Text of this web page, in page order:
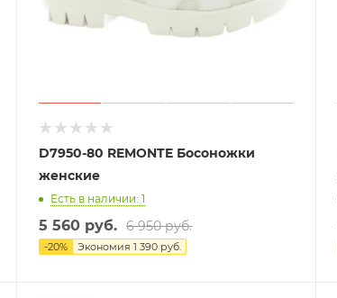
D7950-80 REMONTE Босоножки
женские
Есть в наличии: 1
5 560 руб. 6 950 руб.
-20% Экономия1 390 руб.